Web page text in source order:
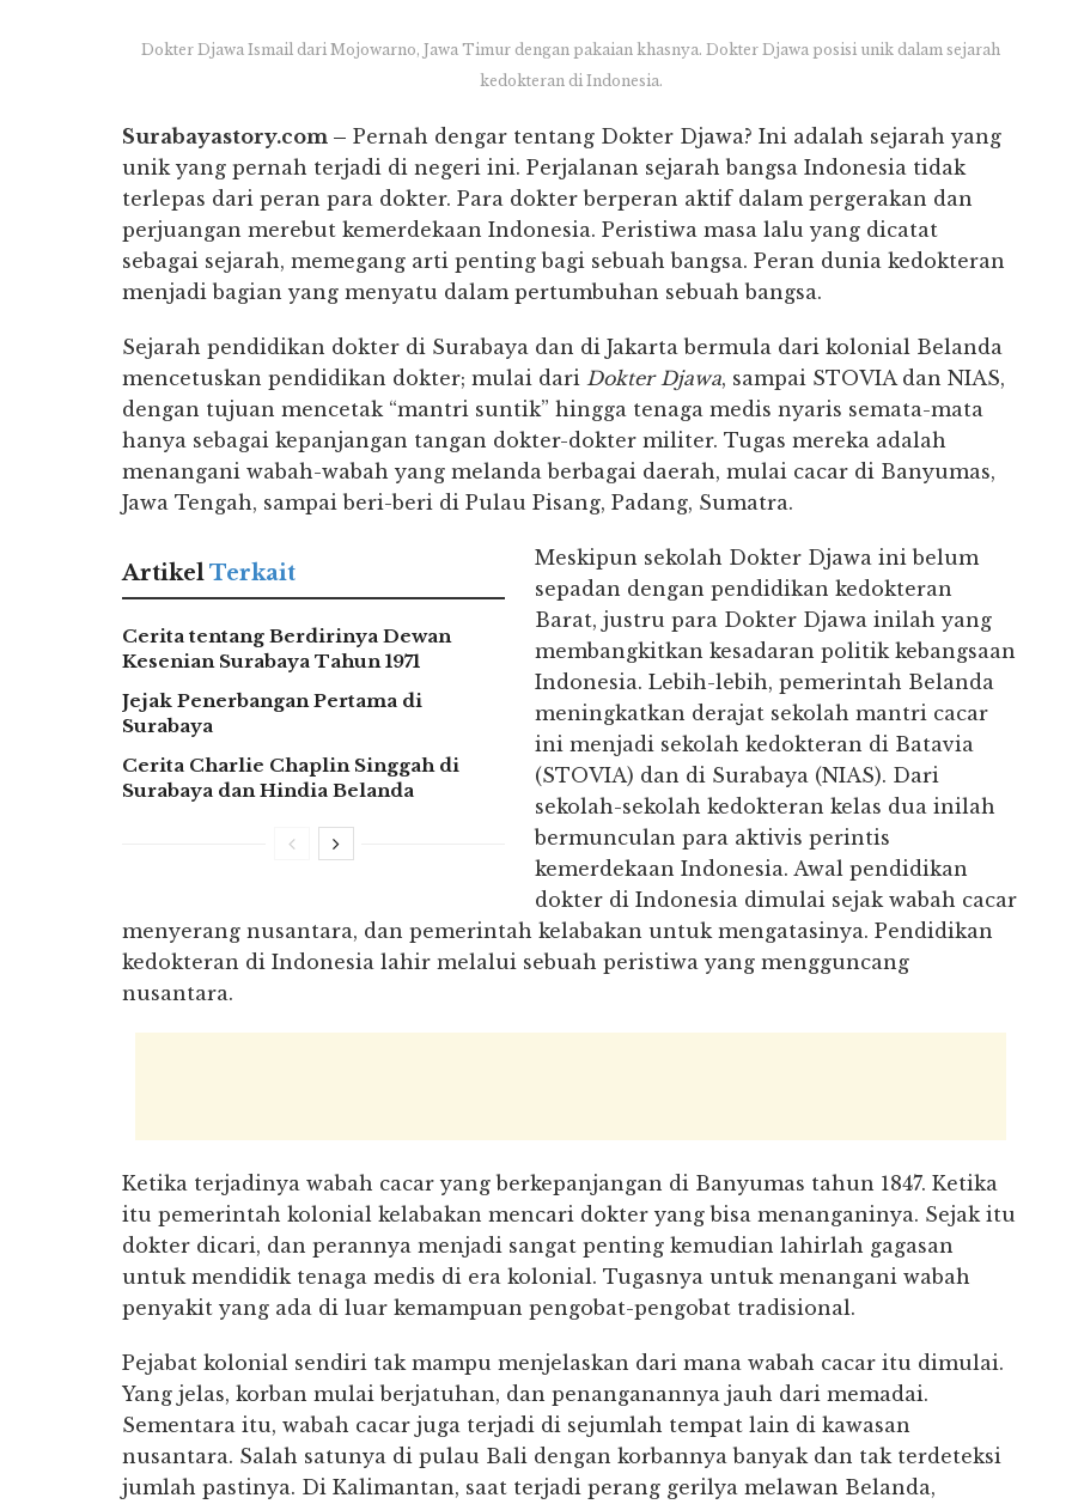
Dokter Djawa Ismail dari Mojowarno, Jawa Timur dengan pakaian khasnya. Dokter Djawa posisi unik dalam sejarah
kedokteran di Indonesia.
Surabayastory.com – Pernah dengar tentang Dokter Djawa? Ini adalah sejarah yang
unik yang pernah terjadi di negeri ini. Perjalanan sejarah bangsa Indonesia tidak
terlepas dari peran para dokter. Para dokter berperan aktif dalam pergerakan dan
perjuangan merebut kemerdekaan Indonesia. Peristiwa masa lalu yang dicatat
sebagai sejarah, memegang arti penting bagi sebuah bangsa. Peran dunia kedokteran
menjadi bagian yang menyatu dalam pertumbuhan sebuah bangsa.
Sejarah pendidikan dokter di Surabaya dan di Jakarta bermula dari kolonial Belanda
mencetuskan pendidikan dokter; mulai dari Dokter Djawa, sampai STOVIA dan NIAS,
dengan tujuan mencetak “mantri suntik” hingga tenaga medis nyaris semata-mata
hanya sebagai kepanjangan tangan dokter-dokter militer. Tugas mereka adalah
menangani wabah-wabah yang melanda berbagai daerah, mulai cacar di Banyumas,
Jawa Tengah, sampai beri-beri di Pulau Pisang, Padang, Sumatra.
ArtikelTerkait
Cerita tentang Berdirinya Dewan
Kesenian Surabaya Tahun 1971
Jejak Penerbangan Pertama di
Surabaya
Cerita Charlie Chaplin Singgah di
Surabaya dan Hindia Belanda
Meskipun sekolah Dokter Djawa ini belum
sepadan dengan pendidikan kedokteran
Barat, justru para Dokter Djawa inilah yang
membangkitkan kesadaran politik kebangsaan
Indonesia. Lebih-lebih, pemerintah Belanda
meningkatkan derajat sekolah mantri cacar
ini menjadi sekolah kedokteran di Batavia
(STOVIA) dan di Surabaya (NIAS). Dari
sekolah-sekolah kedokteran kelas dua inilah
bermunculan para aktivis perintis
kemerdekaan Indonesia. Awal pendidikan
dokter di Indonesia dimulai sejak wabah cacar
menyerang nusantara, dan pemerintah kelabakan untuk mengatasinya. Pendidikan
kedokteran di Indonesia lahir melalui sebuah peristiwa yang mengguncang
nusantara.
Ketika terjadinya wabah cacar yang berkepanjangan di Banyumas tahun 1847. Ketika
itu pemerintah kolonial kelabakan mencari dokter yang bisa menanganinya. Sejak itu
dokter dicari, dan perannya menjadi sangat penting kemudian lahirlah gagasan
untuk mendidik tenaga medis di era kolonial. Tugasnya untuk menangani wabah
penyakit yang ada di luar kemampuan pengobat-pengobat tradisional.
Pejabat kolonial sendiri tak mampu menjelaskan dari mana wabah cacar itu dimulai.
Yang jelas, korban mulai berjatuhan, dan penanganannya jauh dari memadai.
Sementara itu, wabah cacar juga terjadi di sejumlah tempat lain di kawasan
nusantara. Salah satunya di pulau Bali dengan korbannya banyak dan tak terdeteksi
jumlah pastinya. Di Kalimantan, saat terjadi perang gerilya melawan Belanda,